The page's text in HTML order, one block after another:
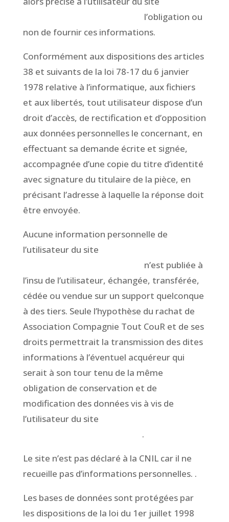
l’obligation ou
non de fournir ces informations.
Conformément aux dispositions des articles
38 et suivants de la loi 78-17 du 6 janvier
1978 relative à l’informatique, aux fichiers
et aux libertés, tout utilisateur dispose d’un
droit d’accès, de rectification et d’opposition
aux données personnelles le concernant, en
effectuant sa demande écrite et signée,
accompagnée d’une copie du titre d’identité
avec signature du titulaire de la pièce, en
précisant l’adresse à laquelle la réponse doit
être envoyée.
Aucune information personnelle de
l’utilisateur du site
n’est publiée à
l’insu de l’utilisateur, échangée, transférée,
cédée ou vendue sur un support quelconque
à des tiers. Seule l’hypothèse du rachat de
Association Compagnie Tout CouR et de ses
droits permettrait la transmission des dites
informations à l’éventuel acquéreur qui
serait à son tour tenu de la même
obligation de conservation et de
modification des données vis à vis de
l’utilisateur du site
.
Le site n’est pas déclaré à la CNIL car il ne
recueille pas d’informations personnelles. .
Les bases de données sont protégées par
les dispositions de la loi du 1er juillet 1998